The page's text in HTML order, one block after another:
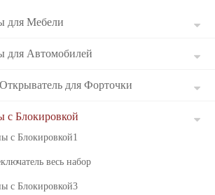
для Мебели
для Автомобилей
для Форточки
с Блокировкой
с Блокировкой1
весь набор
с Блокировкой3